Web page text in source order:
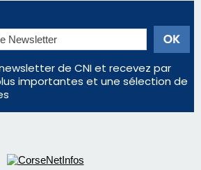
de CNI et recevez par
importantes et une sélection de